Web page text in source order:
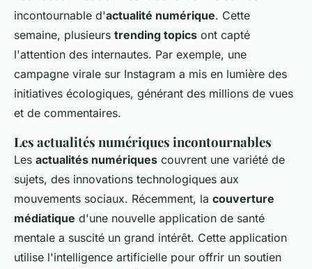
incontournable d'actualité numérique. Cette
semaine, plusieurs trending topics ont capté
l'attention des internautes. Par exemple, une
campagne virale sur Instagram a mis en lumière des
initiatives écologiques, générant des millions de vues
et de commentaires.
Les actualités numériques incontournables
Les actualités numériques couvrent une variété de
sujets, des innovations technologiques aux
mouvements sociaux. Récemment, la couverture
médiatique d'une nouvelle application de santé
mentale a suscité un grand intérêt. Cette application
utilise l'intelligence artificielle pour offrir un soutien